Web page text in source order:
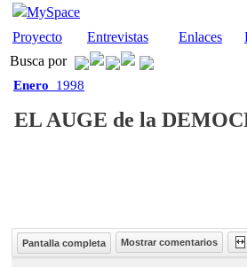
MySpace
Proyecto Entrevistas Enlaces
Busca por
Enero 1998
EL AUGE de la
Pantalla completa Mostrar comentarios